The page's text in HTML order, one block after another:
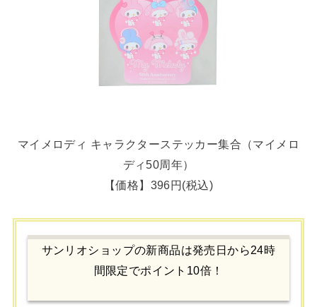
マイメロディ キャラクターステッカー集合（マイメロ
ディ50周年）
【価格】396円(税込)
サンリオショップの新商品は発売日から24時
間限定でポイント10倍！